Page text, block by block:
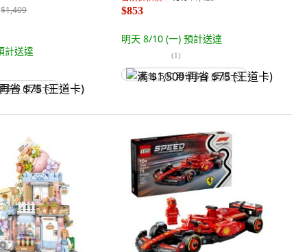
$1,409
計送達
$75 (王道卡)
$853
明天 8/10 (一) 預計送達
(1)
满 $1,500 再省 $75 (王道卡)